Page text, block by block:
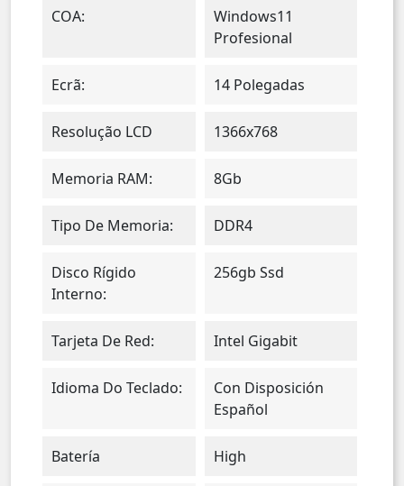
COA:
Windows11
Profesional
Ecrã: 14 Polegadas
Resolução LCD 1366x768
Memoria RAM: 8Gb
Tipo De Memoria: DDR4
Disco Rígido
Interno:
256gb Ssd
Tarjeta De Red: Intel Gigabit
Idioma Do Teclado:
Con Disposición
Español
Batería High